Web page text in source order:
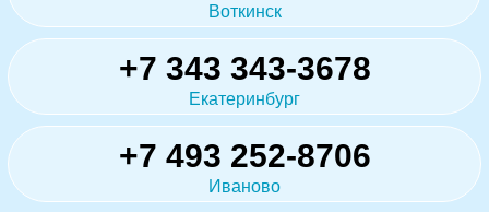
Воткинск
+7 343 343-3678
Екатеринбург
+7 493 252-8706
Иваново